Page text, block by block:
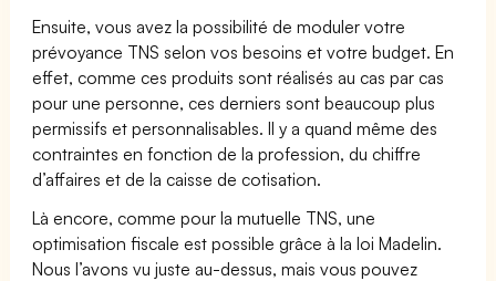
Ensuite, vous avez la possibilité de moduler votre
prévoyance TNS selon vos besoins et votre budget. En
effet, comme ces produits sont réalisés au cas par cas
pour une personne, ces derniers sont beaucoup plus
permissifs et personnalisables. Il y a quand même des
contraintes en fonction de la profession, du chiffre
d’affaires et de la caisse de cotisation.
Là encore, comme pour la mutuelle TNS, une
optimisation fiscale est possible grâce à la loi Madelin.
Nous l’avons vu juste au-dessus, mais vous pouvez